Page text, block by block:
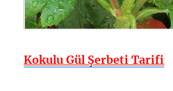
Kokulu Gül Şerbeti Tarifi